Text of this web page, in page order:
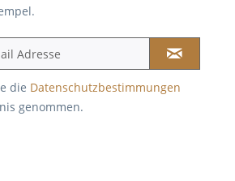
die Datenschutzbestimmungen
genommen.